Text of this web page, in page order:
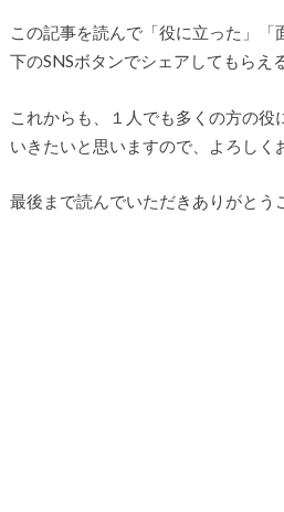
この記事を読んで「役に立った」「
下のSNSボタンでシェアしてもらえ
これからも、１人でも多くの方の役
いきたいと思いますので、よろしく
最後まで読んでいただきありがとう